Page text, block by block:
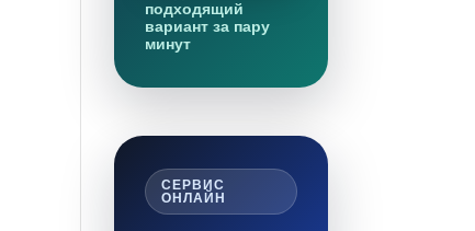
подходящий
вариант за пару
минут
СЕРВИС
ОНЛАЙН